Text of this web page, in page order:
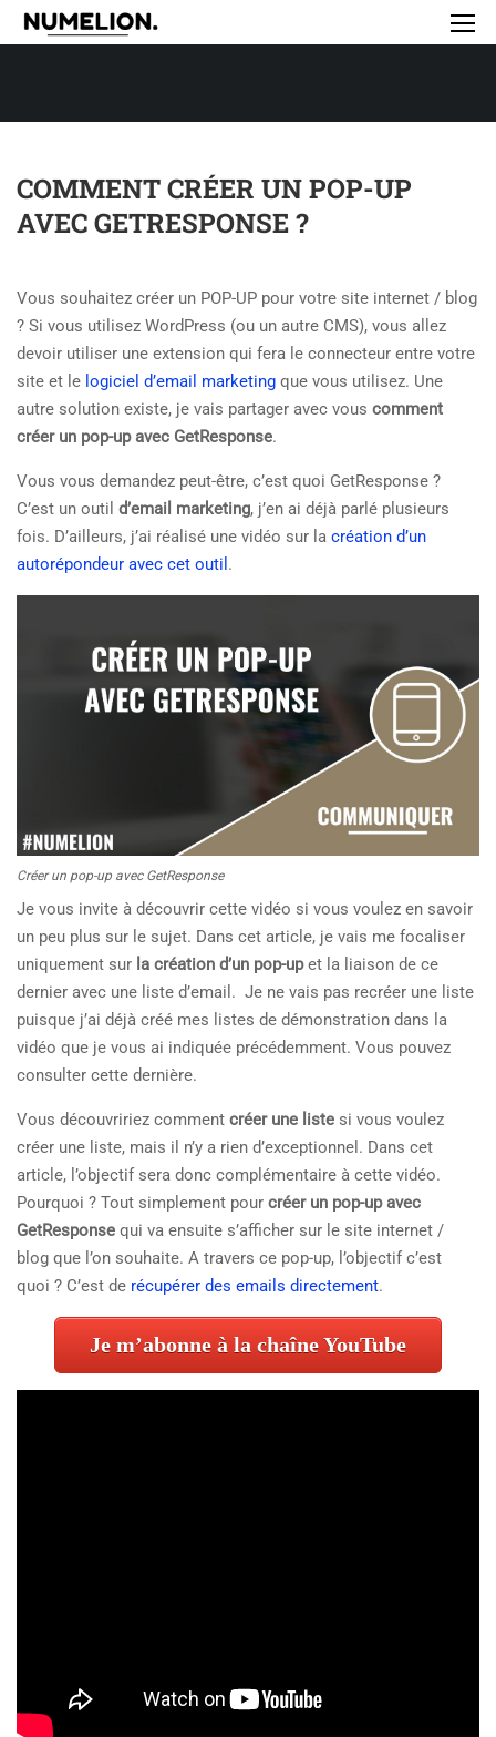
COMMENT CRÉER UN POP-UP
AVEC GETRESPONSE ?
Vous souhaitez créer un POP-UP pour votre site internet / blog
? Si vous utilisez WordPress (ou un autre CMS), vous allez
devoir utiliser une extension qui fera le connecteur entre votre
site et le logiciel d’email marketing que vous utilisez. Une
autre solution existe, je vais partager avec vous comment
créer un pop-up avec GetResponse.
Vous vous demandez peut-être, c’est quoi GetResponse ?
C’est un outil d’email marketing, j’en ai déjà parlé plusieurs
fois. D’ailleurs, j’ai réalisé une vidéo sur la création d’un
autorépondeur avec cet outil .
Créer un pop-up avec GetResponse
Je vous invite à découvrir cette vidéo si vous voulez en savoir
un peu plus sur le sujet. Dans cet article, je vais me focaliser
uniquement sur la création d’un pop-upet la liaison de ce
dernier avec une liste d’email. Je ne vais pas recréer une liste
puisque j’ai déjà créé mes listes de démonstration dans la
vidéo que je vous ai indiquée précédemment. Vous pouvez
consulter cette dernière.
Vous découvririez comment créer une liste si vous voulez
créer une liste, mais il n’y a rien d’exceptionnel. Dans cet
article, l’objectif sera donc complémentaire à cette vidéo.
Pourquoi ? Tout simplement pour créer un pop-up avec
GetResponse qui va ensuite s’afficher sur le site internet /
blog que l’on souhaite. A travers ce pop-up, l’objectif c’est
quoi ? C’est de récupérer des emails directement.
Je m’abonne à la chaîne YouTube